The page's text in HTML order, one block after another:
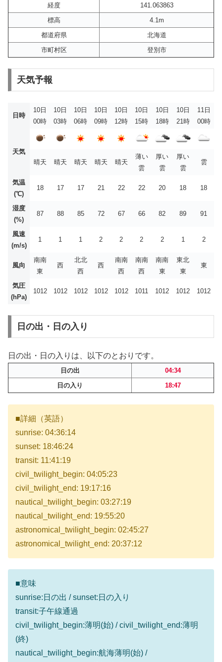
経度
141.063863
標高
4.1m
都道府県
北海道
市町村区
登別市
天気予報
日時
10日
00時
10日
03時
10日
06時
10日
09時
10日
12時
10日
15時
10日
18時
10日
21時
11日
00時
天気
晴天
晴天 晴天 晴天 晴天
薄い
雲
厚い
雲
厚い
雲
雲
気温
(℃)
18 17 17 21 22 22 20 18 18
湿度
(%)
87 88 85 72 67 66 82 89 91
風速
(m/s)
1 1 1 2 2 2 2 1 2
風向
南南
東
西
北北
西
西
南南
西
南南
西
南南
東
東北
東
東
気圧
(hPa)
1012 1012 1012 1012 1012 1011 1012 1012 1012
日の出・日の入り
日の出・日の入りは、以下のとおりです。
日の出
04:34
日の入り
18:47
■詳細（英語）
sunrise: 04:36:14
sunset: 18:46:24
transit: 11:41:19
civil_twilight_begin: 04:05:23
civil_twilight_end: 19:17:16
nautical_twilight_begin: 03:27:19
nautical_twilight_end: 19:55:20
astronomical_twilight_begin: 02:45:27
astronomical_twilight_end: 20:37:12
■意味
sunrise:日の出 / sunset:日の入り
transit:子午線通過
civil_twilight_begin:薄明(始) / civil_twilight_end:薄明
(終)
nautical_twilight_begin:航海薄明(始) /